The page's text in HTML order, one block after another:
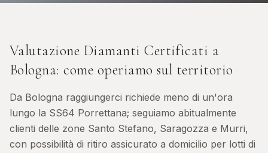
Valutazione Diamanti Certificati a
Bologna: come operiamo sul territorio
Da Bologna raggiungerci richiede meno di un'ora
lungo la SS64 Porrettana; seguiamo abitualmente
clienti delle zone Santo Stefano, Saragozza e Murri,
con possibilità di ritiro assicurato a domicilio per lotti di